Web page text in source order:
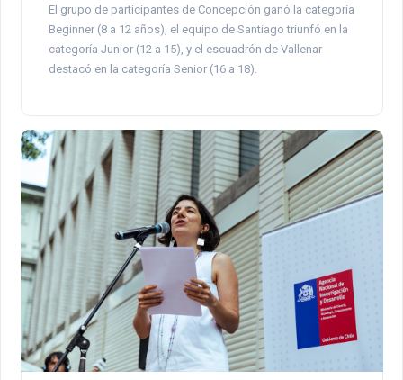
El grupo de participantes de Concepción ganó la categoría
Beginner (8 a 12 años), el equipo de Santiago triunfó en la
categoría Junior (12 a 15), y el escuadrón de Vallenar
destacó en la categoría Senior (16 a 18).